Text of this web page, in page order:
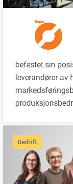
befestet sin
leverandører av
Bedrift